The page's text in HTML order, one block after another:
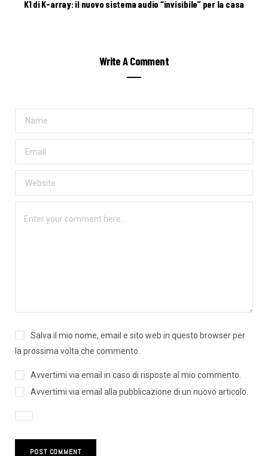
K1 di K-array: il nuovo sistema audio “invisibile” per la casa
Write A Comment
Salva il mio nome, email e sito web in questo browser per
la prossima volta che commento.
Avvertimi via email in caso di risposte al mio commento.
Avvertimi via email alla pubblicazione di un nuovo articolo.